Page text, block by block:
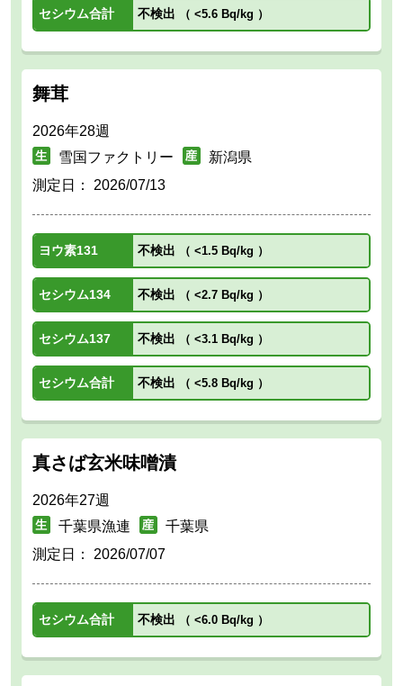
セシウム合計 不検出 （ <5.6 Bq/kg ）
舞茸
2026年28週
雪国ファクトリー
新潟県
測定日： 2026/07/13
ヨウ素131 不検出 （ <1.5 Bq/kg ）
セシウム134 不検出 （ <2.7 Bq/kg ）
セシウム137 不検出 （ <3.1 Bq/kg ）
セシウム合計 不検出 （ <5.8 Bq/kg ）
真さば玄米味噌漬
2026年27週
千葉県漁連
千葉県
測定日： 2026/07/07
セシウム合計 不検出 （ <6.0 Bq/kg ）